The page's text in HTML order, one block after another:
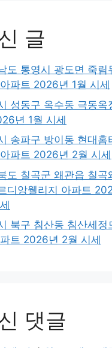
글
도 통영시 광도면 죽림
파트 2026년 1월 시세
성동구 옥수동 극동옥
년 1월 시세
송파구 방이동 현대홈
파트 2026년 2월 시세
도 칠곡군 왜관읍 칠곡
디앙웰리지 아파트
북구 침산동 침산세정
트 2026년 2월 시세
댓글